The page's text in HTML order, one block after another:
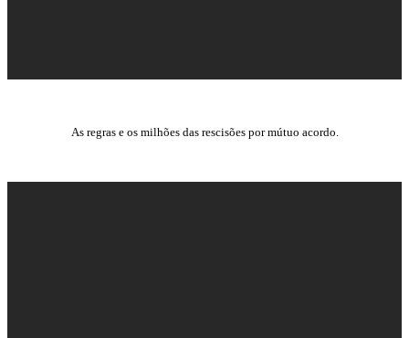
As regras e os milhões das rescisões por mútuo acordo.